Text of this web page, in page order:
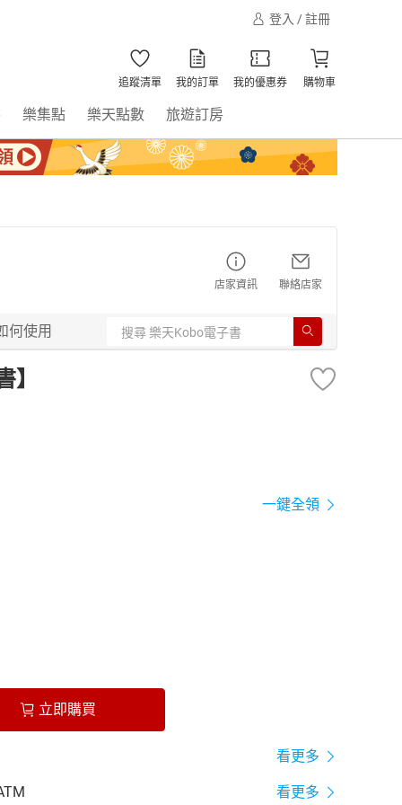
登入 / 註冊
追蹤清單 我的訂單 我的優惠券 購物車
樂集點 樂天點數 旅遊訂房
店家資訊 聯絡店家
何使用
一鍵全領
立即購買
看更多
看更多